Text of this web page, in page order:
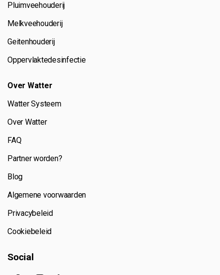
Pluimveehouderij
Melkveehouderij
Geitenhouderij
Oppervlaktedesinfectie
Over Watter
Watter Systeem
Over Watter
FAQ
Partner worden?
Blog
Algemene voorwaarden
Privacybeleid
Cookiebeleid
Social